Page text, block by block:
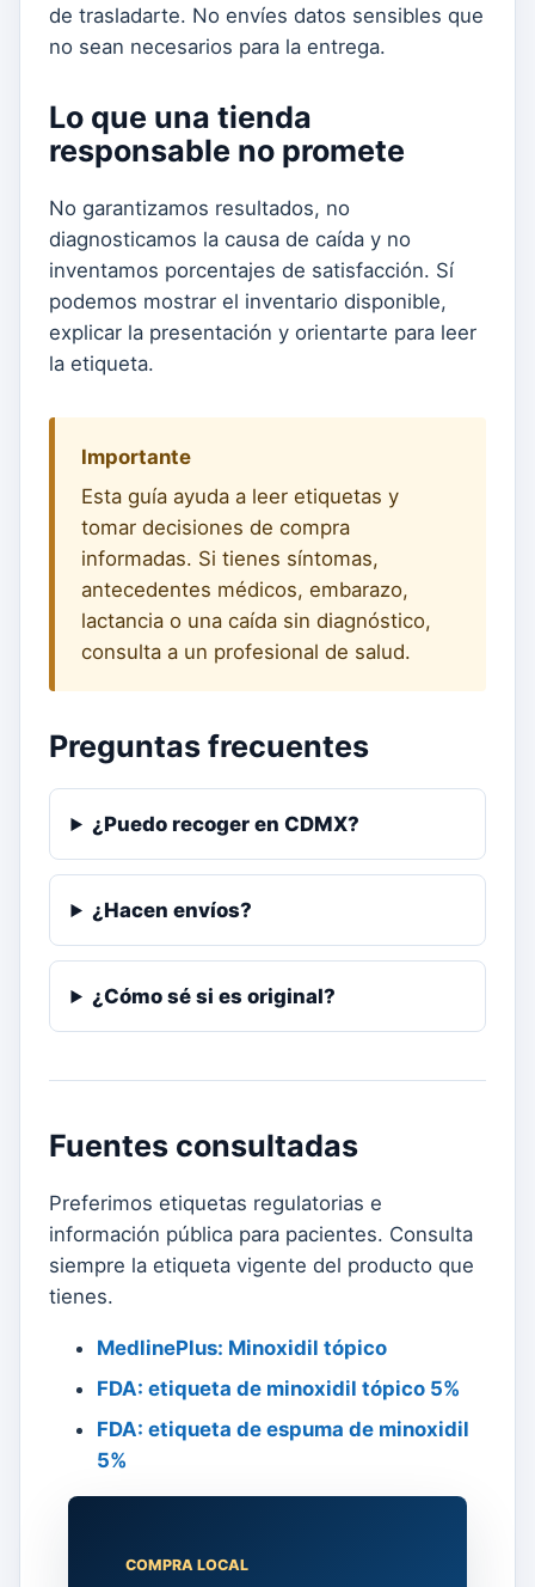
de trasladarte. No envíes datos sensibles que
no sean necesarios para la entrega.
Lo que una tienda
responsable no promete
No garantizamos resultados, no
diagnosticamos la causa de caída y no
inventamos porcentajes de satisfacción. Sí
podemos mostrar el inventario disponible,
explicar la presentación y orientarte para leer
la etiqueta.
Importante
Esta guía ayuda a leer etiquetas y
tomar decisiones de compra
informadas. Si tienes síntomas,
antecedentes médicos, embarazo,
lactancia o una caída sin diagnóstico,
consulta a un profesional de salud.
Preguntas frecuentes
¿Puedo recoger en CDMX?
¿Hacen envíos?
¿Cómo sé si es original?
Fuentes consultadas
Preferimos etiquetas regulatorias e
información pública para pacientes. Consulta
siempre la etiqueta vigente del producto que
tienes.
MedlinePlus: Minoxidil tópico
FDA: etiqueta de minoxidil tópico 5%
FDA: etiqueta de espuma de minoxidil
5%
COMPRA LOCAL